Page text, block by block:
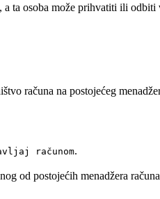
ta osoba može prihvatiti ili odbiti
računa na postojećeg
računom.
od postojećih menadžera